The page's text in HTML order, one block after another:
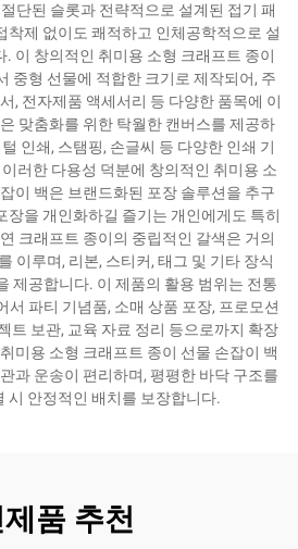
단된 슬롯과 전략적으로 설계된 접기 패
착제 없이도 쾌적하고 인체공학적으로 설
이 창의적인 취미용 소형 크래프트 종이
중형 선물에 적합한 크기로 제작되어, 주
, 전자제품 액세서리 등 다양한 품목에 이
맞춤화를 위한 탁월한 캔버스를 제공하
인쇄, 스탬핑, 손글씨 등 다양한 인쇄 기
러한 다용성 덕분에 창의적인 취미용 소
이 백은 브랜드화된 포장 솔루션을 추구
장을 개인화하길 즐기는 개인에게도 특히
크래프트 종이의 중립적인 갈색은 거의
이루며, 리본, 스티커, 태그 및 기타 장식
제공합니다. 이 제품의 활용 범위는 전통
서 파티 기념품, 소매 상품 포장, 프로모션
트 보관, 교육 자료 정리 등으로까지 확장
미용 소형 크래프트 종이 선물 손잡이 백
과 운송이 편리하며, 평평한 바닥 구조를
시 안정적인 배치를 보장합니다.
품 추천